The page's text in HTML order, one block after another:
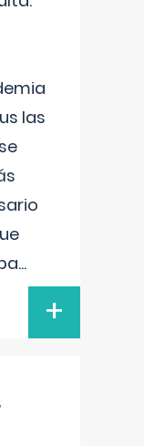
las
...
+